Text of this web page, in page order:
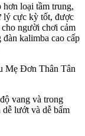
hơn loại tầm trung,
lý cực kỳ tốt, được
người chơi cảm
kalimba cao cấp
Mẹ Đơn Thân Tân
vang và trong
lướt và dễ bấm